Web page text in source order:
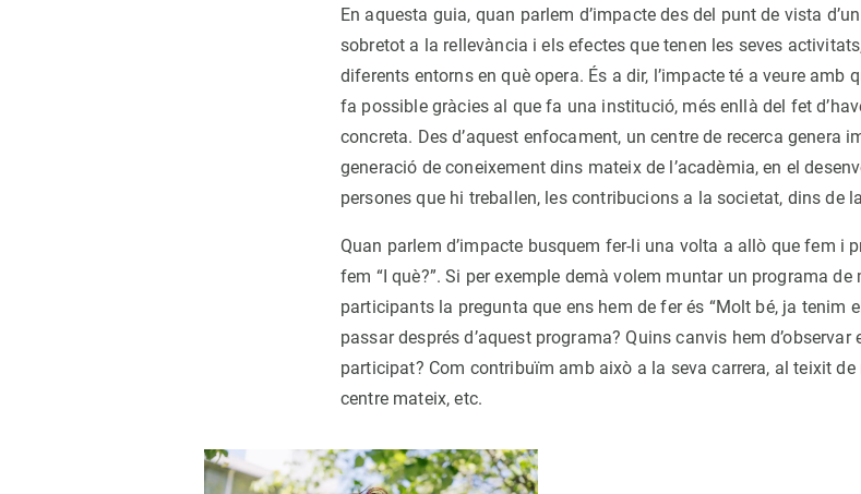
En aquesta guia, quan parlem d’impacte des del punt de vista
sobretot a la rellevància i els efectes que tenen les seves
diferents entorns en què opera. És a dir, l’impacte té a veure amb
fa possible gràcies al que fa una institució, més enllà del fet
concreta. Des d’aquest enfocament, un centre de recerca genera
generació de coneixement dins mateix de l’acadèmia, en el
persones que hi treballen, les contribucions a la societat, dins de
Quan parlem d’impacte busquem fer-li una volta a allò que fem i
fem “I què?”. Si per exemple demà volem muntar un programa
participants la pregunta que ens hem de fer és “Molt bé, ja tenim
passar després d’aquest programa? Quins canvis hem d’observar
participat? Com contribuïm amb això a la seva carrera, al teixit de
centre mateix, etc.